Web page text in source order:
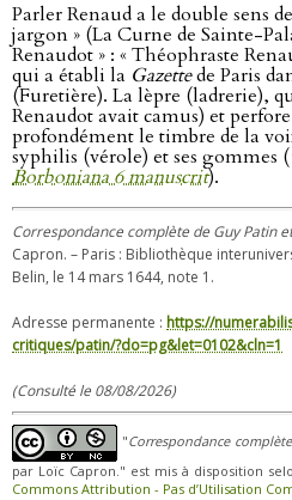
Parler Renaud a le double sens
jargon » (La Curne de Sainte-
Renaudot » : « Théophraste
qui a établi la Gazettede Paris
(Furetière). La lèpre (ladrerie),
Renaudot avait camus) et
profondément le timbre de la
syphilis (vérole) et ses gommes (
Borboniana 6 manuscrit).
Correspondance complète de Guy Patin
Capron. – Paris : Bibliothèque
Belin, le 14 mars 1644, note 1.
Adresse permanente : https://
critiques/patin/?do=pg&let=0102&cln=1
(Consulté le 08/08/2026)
"Correspondance
par Loïc Capron." est mis à disposition
Commons Attribution - Pas d’Utilisation